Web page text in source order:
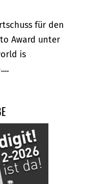
für den
Award unter
is